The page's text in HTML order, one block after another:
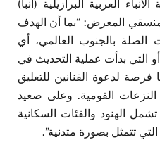
العربية البرازيلية (أنبا)
منسقي المعرض: “بما أن الهدف
الصلة بالجنوب العالمي، أي
التي بدأت عملية التحديث في
لدعوة الفنانين للتعليق
النزعات القومية. وعلى صعيد
الهنود والفئات السكانية
تتمثل بصورة متدنية”.